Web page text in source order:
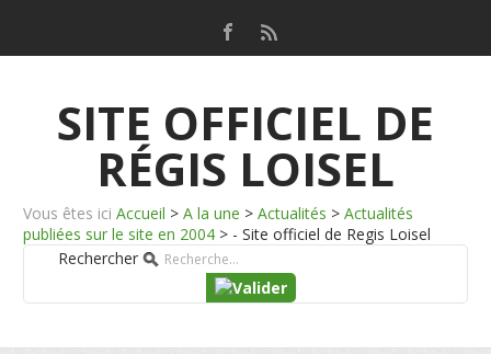
SITE OFFICIEL DE
RÉGIS LOISEL
Vous êtes ici Accueil > A la une > Actualités > Actualités
publiées sur le site en 2004 > - Site officiel de Regis Loisel
Rechercher